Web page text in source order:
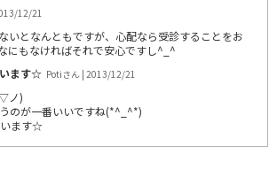
12/21
いとなんともですが、心配なら受診することをお
にもなければそれで安心ですし^_^
ます☆ Potiさん | 2013/12/21
ノ)
のが一番いいですね(*^_^*)
います☆